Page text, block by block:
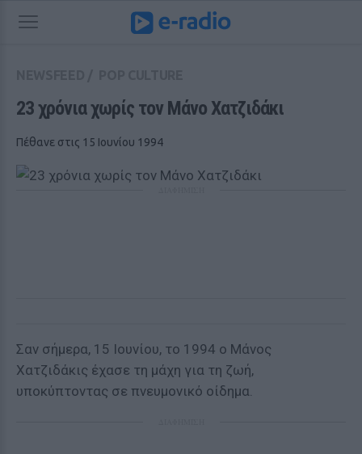
23 χρόνια χωρίς τον Μάνο Χατζιδάκι
Πέθανε στις 15 Ιουνίου 1994
Σαν σήμερα, 15 Ιουνίου, το 1994 ο Μάνος
Χατζιδάκις έχασε τη μάχη για τη ζωή,
υποκύπτοντας σε πνευμονικό οίδημα.